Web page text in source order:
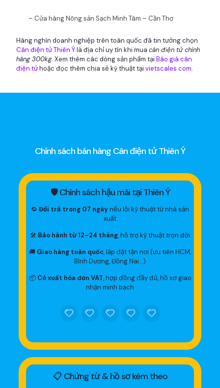
– Cửa hàng Nông sản Sạch Minh Tâm – Cần Thơ
Hàng nghìn doanh nghiệp trên toàn quốc đã tin tưởng chọn
Cân điện tử Thiên Ýlà địa chỉ uy tín khi mua cân điện tử chính
hãng 300kg. Xem thêm các dòng sản phẩm tại Báo giá cân
điện tửhoặc đọc thêm chia sẻ kỹ thuật tại vietscales.com.
Chính sách bán hàng Cân điện tử Thiên Ý
🛡 Chính sách hậu mãi tại Thiên Ý
🔁 Đổi trả trong 07 ngàynếu lỗi kỹ thuật từ nhà sản
xuất
🛠 Bảo hành từ 12–24 tháng, hỗ trợ kỹ thuật trọn đời
🚚 Giao hàng toàn quốc, lắp đặt tận nơi (ưu tiên HCM,
Bình Dương, Đồng Nai…)
📦 Có xuất hóa đơn VAT, hợp đồng đầy đủ, hồ sơ giao
nhận minh bạch
📋 Chứng từ & hồ sơ kèm theo